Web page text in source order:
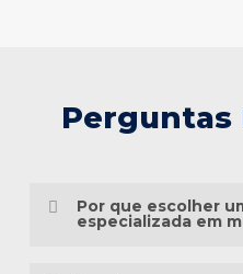
Perguntas
Por que escolher
especializada em